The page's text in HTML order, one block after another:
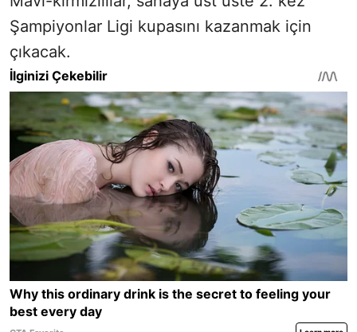
Şampiyonlar Ligi kupasını kazanmak için
çıkacak.